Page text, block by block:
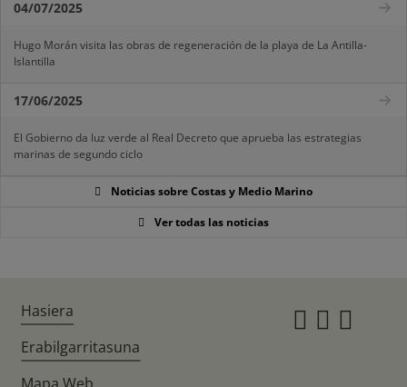
04/07/2025
Hugo Morán visita las obras de regeneración de la playa de La Antilla-
Islantilla
17/06/2025
El Gobierno da luz verde al Real Decreto que aprueba las estrategias
marinas de segundo ciclo
Noticias sobre Costas y Medio Marino
Ver todas las noticias
Hasiera
Erabilgarritasuna